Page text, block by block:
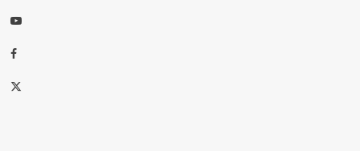
Youtube
Facebook
X